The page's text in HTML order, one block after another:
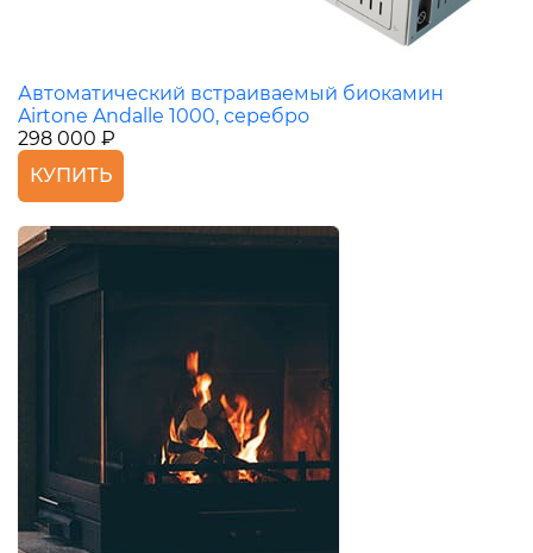
Автоматический встраиваемый биокамин
Airtone Andalle 1000, серебро
298 000 ₽
КУПИТЬ